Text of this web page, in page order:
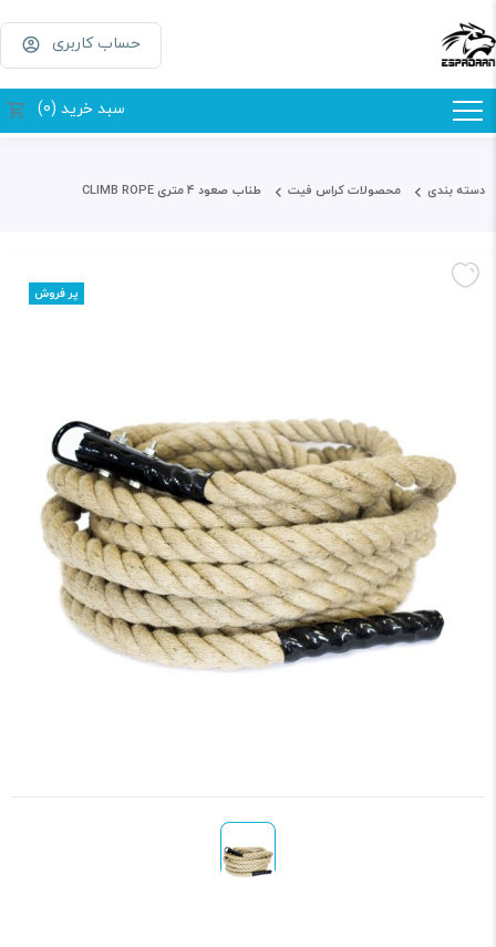
حساب کاربری
سبد خرید (0)
دسته بندی محصولات کراس فیت طناب صعود 4 متری CLIMB ROPE
پر فروش